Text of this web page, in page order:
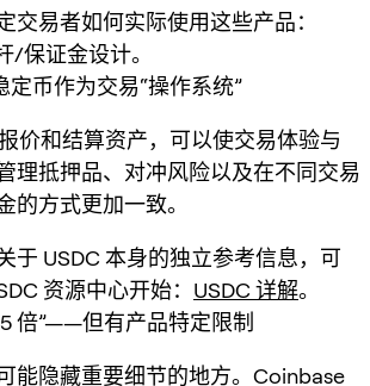
交易者如何实际使用这些产品：
/保证金设计。
定币作为交易“操作系统”
价和结算资产，可以使交易体验与
理抵押品、对冲风险以及在不同交易
的方式更加一致。
于 USDC 本身的独立参考信息，可
资源中心开始： USDC 详解。
倍”——但有产品特定限制
能隐藏重要细节的地方。Coinbase